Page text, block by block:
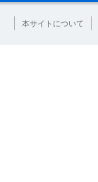
本サイトについて